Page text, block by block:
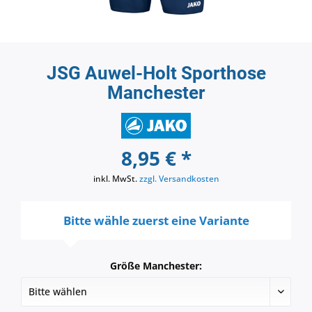
JSG Auwel-Holt Sporthose
Manchester
8,95 € *
inkl. MwSt.zzgl. Versandkosten
Bitte wähle zuerst eine Variante
Größe Manchester: